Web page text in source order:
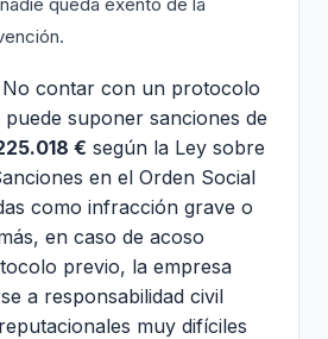
No contar con un protocolo
suponer sanciones de
€ según la Ley sobre
en el Orden Social
como infracción grave o
en caso de acoso
previo, la empresa
a responsabilidad civil
muy difíciles